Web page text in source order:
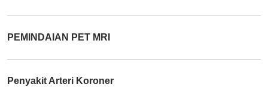
PEMINDAIAN PET MRI
Penyakit Arteri Koroner